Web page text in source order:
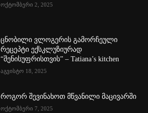
ოქტომბერი 2, 2025
ცნობილი ვლოგერის გამორჩეული
რეცეპტი ექსკლუზიურად
“შენისუფრისთვის” – Tatiana’s kitchen
აგვისტო 18, 2025
როგორ შევინახოთ მწვანილი მაცივარში
ოქტომბერი 7, 2025